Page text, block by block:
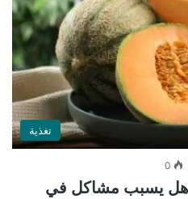
تغذية
0
هل يسبب مشاكل في